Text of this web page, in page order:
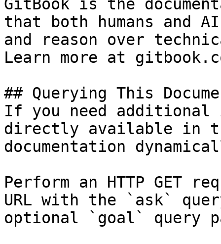
GitBook is the
that both humans and
and reason over
Learn more at
## Querying This
If you need
directly available in
documentation
Perform an HTTP GET
URL with the `ask`
optional `goal` query